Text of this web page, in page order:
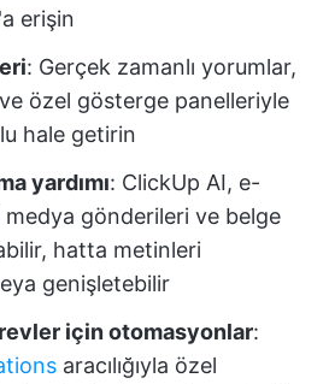
erişin
: Gerçek zamanlı yorumlar,
özel gösterge panelleriyle
hale getirin
yardımı: ClickUp AI, e-
gönderileri ve belge
hatta metinleri
genişletebilir
için otomasyonlar:
aracılığıyla özel